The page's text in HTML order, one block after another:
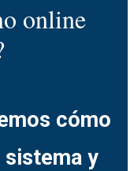
online
cómo
sistema y